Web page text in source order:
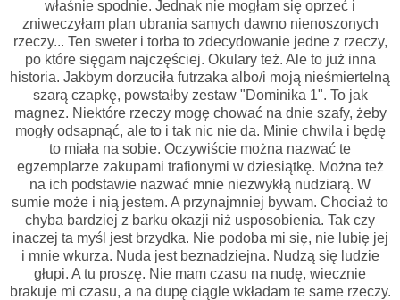
właśnie spodnie. Jednak nie mogłam się oprzeć i
zniweczyłam plan ubrania samych dawno nienoszonych
rzeczy... Ten sweter i torba to zdecydowanie jedne z rzeczy,
po które sięgam najczęściej. Okulary też. Ale to już inna
historia. Jakbym dorzuciła futrzaka albo/i moją nieśmiertelną
szarą czapkę, powstałby zestaw "Dominika 1". To jak
magnez. Niektóre rzeczy mogę chować na dnie szafy, żeby
mogły odsapnąć, ale to i tak nic nie da. Minie chwila i będę
to miała na sobie. Oczywiście można nazwać te
egzemplarze zakupami trafionymi w dziesiątkę. Można też
na ich podstawie nazwać mnie niezwykłą nudziarą. W
sumie może i nią jestem. A przynajmniej bywam. Chociaż to
chyba bardziej z barku okazji niż usposobienia. Tak czy
inaczej ta myśl jest brzydka. Nie podoba mi się, nie lubię jej
i mnie wkurza. Nuda jest beznadziejna. Nudzą się ludzie
głupi. A tu proszę. Nie mam czasu na nudę, wiecznie
brakuje mi czasu, a na dupę ciągle wkładam te same rzeczy.